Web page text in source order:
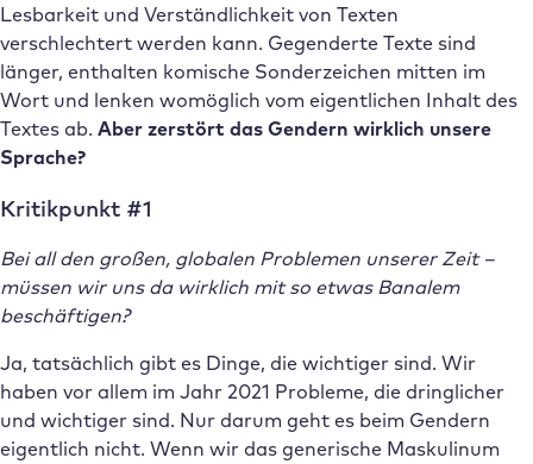
Lesbarkeit und Verständlichkeit von Texten
verschlechtert werden kann. Gegenderte Texte sind
länger, enthalten komische Sonderzeichen mitten im
Wort und lenken womöglich vom eigentlichen Inhalt des
Textes ab. Aber zerstört das Gendern wirklich unsere
Sprache?
Kritikpunkt #1
Bei all den großen, globalen Problemen unserer Zeit –
müssen wir uns da wirklich mit so etwas Banalem
beschäftigen?
Ja, tatsächlich gibt es Dinge, die wichtiger sind. Wir
haben vor allem im Jahr 2021 Probleme, die dringlicher
und wichtiger sind. Nur darum geht es beim Gendern
eigentlich nicht. Wenn wir das generische Maskulinum